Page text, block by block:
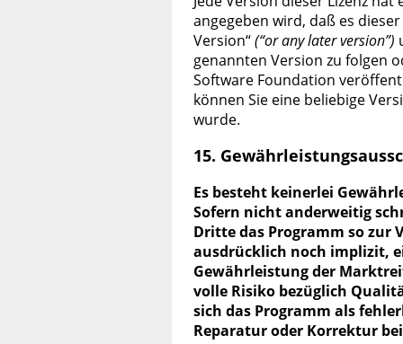
angegeben wird, daß es
Version“(“or any later version”)
genannten Version zu folgen
Software Foundation
können Sie eine beliebige
wurde.
15.
Es besteht keinerlei
Sofern nicht anderweitig
Dritte das Programm so zur
ausdrücklich noch implizit,
Gewährleistung der
volle Risiko bezüglich
sich das Programm als
Reparatur oder Korrektur